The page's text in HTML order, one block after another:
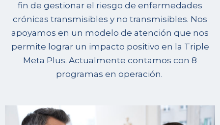
fin de gestionar el riesgo de enfermedades
crónicas transmisibles y no transmisibles. Nos
apoyamos en un modelo de atención que nos
permite lograr un impacto positivo en la Triple
Meta Plus. Actualmente contamos con 8
programas en operación.